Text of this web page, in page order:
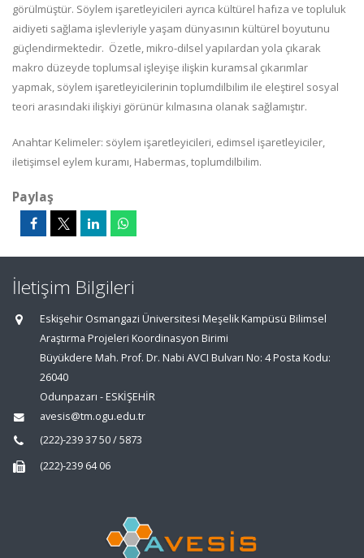
görülmüştür. Söylem işaretleyicileri ayrıca kültürel hafıza ve topluluk
aidiyeti sağlama işlevleriyle yaşam dünyasının kültürel boyutunu
güçlendirmektedir. Özetle, mikro-dilsel yapılardan yola çıkarak
makro düzeyde toplumsal işleyişe ilişkin kuramsal çıkarımlar
yapmak, söylem işaretleyicilerinin toplumdilbilim ile eleştirel sosyal
teori arasındaki ilişkiyi görünür kılmasına olanak sağlamıştır.
Anahtar Kelimeler: söylem işaretleyicileri, edimsel işaretleyiciler,
iletişimsel eylem kuramı, Habermas, toplumdilbilim.
Paylaş
İletişim Bilgileri
Eskişehir Osmangazi Üniversitesi Meşelik Kampüsü Bilimsel
Araştırma Projeleri Koordinasyon Birimi
Büyükdere Mah. Prof. Dr. Nabi AVCI Bulvarı No: 4 Posta Kodu:
26040
Odunpazarı - ESKİŞEHİR
avesis@tm.ogu.edu.tr
(222)-239 37 50 / 5873
(222)-239 64 06